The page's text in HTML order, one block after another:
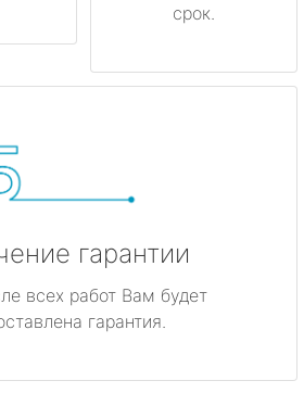
срок.
гарантии
всех работ Вам будет
гарантия.